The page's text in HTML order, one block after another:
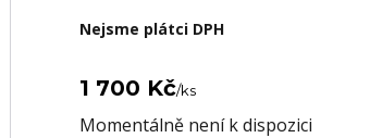
Nejsme plátci DPH
1 700 Kč/ks
Momentálně není k dispozici